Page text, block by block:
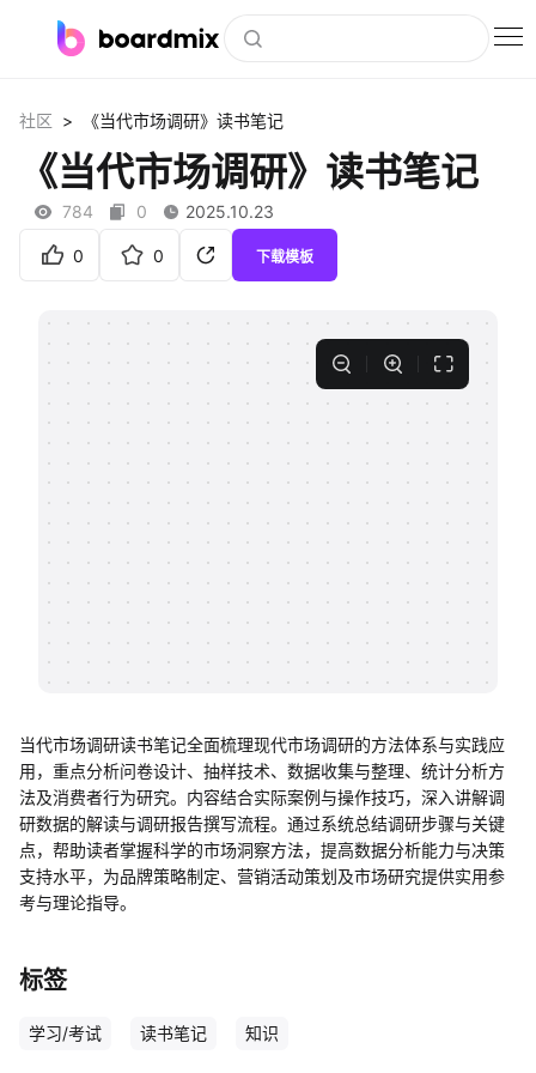
社区资源
下载
私有化部署
客户案例
帮助中心
知识分享社区
社区 > 《当代市场调研》读书笔记
《当代市场调研》读书笔记
784 0 2025.10.23
0 0 下载模板
当代市场调研读书笔记全面梳理现代市场调研的方法体系与实践应
用，重点分析问卷设计、抽样技术、数据收集与整理、统计分析方
法及消费者行为研究。内容结合实际案例与操作技巧，深入讲解调
研数据的解读与调研报告撰写流程。通过系统总结调研步骤与关键
点，帮助读者掌握科学的市场洞察方法，提高数据分析能力与决策
支持水平，为品牌策略制定、营销活动策划及市场研究提供实用参
考与理论指导。
标签
学习/考试 读书笔记 知识